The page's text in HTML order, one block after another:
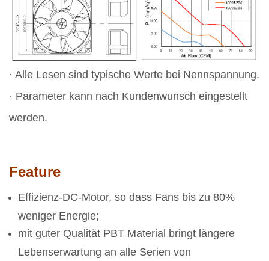
· Alle Lesen sind typische Werte bei Nennspannung.
· Parameter kann nach Kundenwunsch eingestellt
werden.
Feature
Effizienz-DC-Motor, so dass Fans bis zu 80%
weniger Energie;
mit guter Qualität PBT Material bringt längere
Lebenserwartung an alle Serien von